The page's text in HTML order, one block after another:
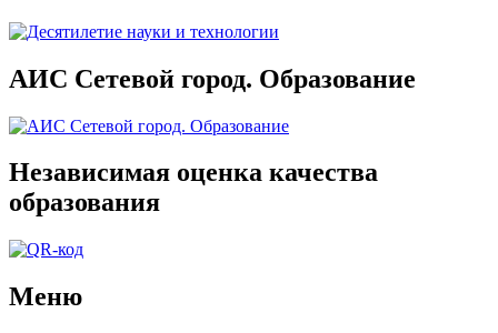
АИС Сетевой город. Образование
Независимая оценка качества
образования
Меню